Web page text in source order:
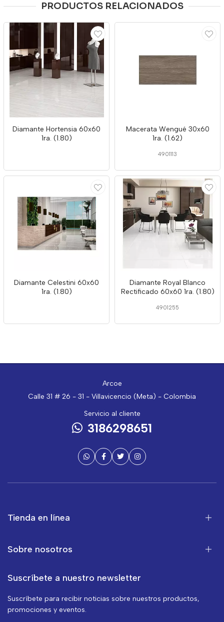
PRODUCTOS RELACIONADOS
Diamante Hortensia 60x60
1ra. (1.80)
Macerata Wengué 30x60
1ra. (1.62)
4901113
Diamante Celestini 60x60
1ra. (1.80)
Diamante Royal Blanco
Rectificado 60x60 1ra. (1.80)
4901255
Arcoe
Calle 31 # 26 - 31 - Villavicencio (Meta) - Colombia
Servicio al cliente
3186298651
Tienda en línea
Sobre nosotros
Suscríbete a nuestro newsletter
Suscríbete para recibir noticias sobre nuestros productos,
promociones y eventos.